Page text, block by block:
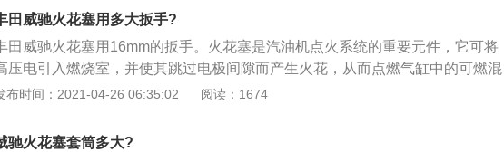
除故障，整理工位。
磨损等）；2、选择合适工具，组装工具，拆卸火花塞，并逐个取出火花塞；用
清洁布遮盖住气缸上火花塞孔，避免物体进入缸体内部；3、将点火线圈对正火
塞，安装到位，使用工具旋入螺栓；清洁量具，测量火花塞间隙，并判断火花
；4、检查新火花塞外观是否存在问题，将火花塞装入专用套筒，旋入火花塞
使用数字式扭力扳手，调至25nm，拧紧火花塞，关闭点火开关，打开引擎盖，
。
田威驰火花塞用多大扳手?
田威驰火花塞用16mm的扳手。火花塞是汽油机点火系统的重要元件，它可将
压电引入燃烧室，并使其跳过电极间隙而产生火花，从而点燃气缸中的可燃混
气。火花塞的更换步骤如下：1、拔下点火线圈线束插头，拆卸点火线圈固定
损等）；2、选择合适工具，组装工具，拆卸火花塞，并逐个取出火花塞；用
布时间：2021-04-26 06:35:02 阅读：1674
驰火花塞套筒多大?